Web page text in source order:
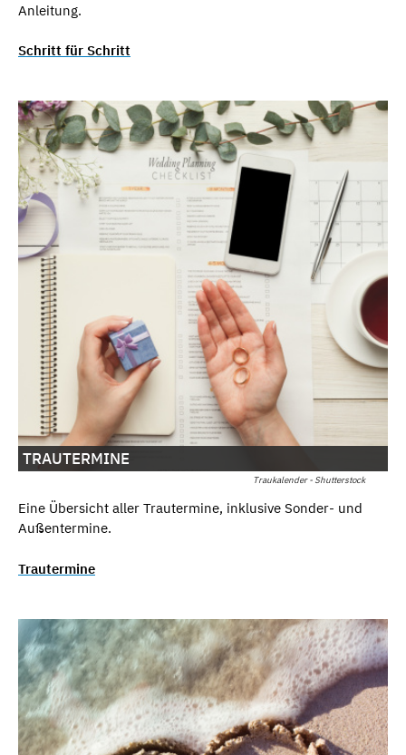
Anleitung.
Schritt für Schritt
Traukalender - Shutterstock
TRAUTERMINE
Eine Übersicht aller Trautermine, inklusive Sonder- und
Außentermine.
Trautermine